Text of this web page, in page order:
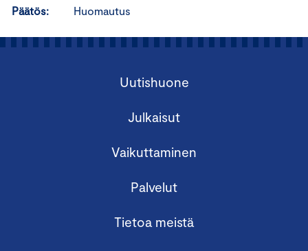
Päätös: Huomautus
Uutishuone
Julkaisut
Vaikuttaminen
Palvelut
Tietoa meistä